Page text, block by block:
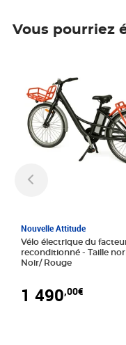
Vous pourriez
Nouvelle Attitude
Vélo électrique du
reconditionné - Taille normale -
Noir/ Rouge
1 490,00€